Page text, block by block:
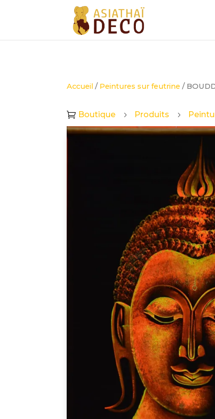
Accueil / Peintures sur feutrine /
 Boutique 5 Produits 5